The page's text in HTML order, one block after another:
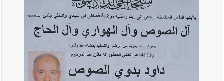
بالصور : غسان سركيس يرعى تخرّج فوج الفكر والإبداع
في ثانوية السفير : تعلّمت منكم حب الوطن والتمسك بالأرض ...
والجنوب هو عزة وكرامة لبنان
المهندس محمد زهير السعودي يستقبل المختارين
بعاصيري والبيلاني